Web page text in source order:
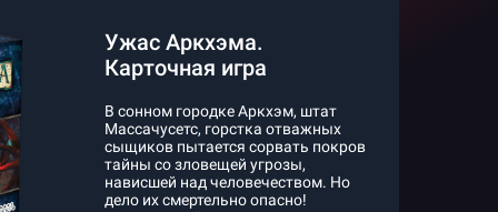
Ужас Аркхэма.
Карточная игра
В сонном городке Аркхэм, штат
Массачусетс, горстка отважных
сыщиков пытается сорвать покров
тайны со зловещей угрозы,
нависшей над человечеством. Но
дело их смертельно опасно!